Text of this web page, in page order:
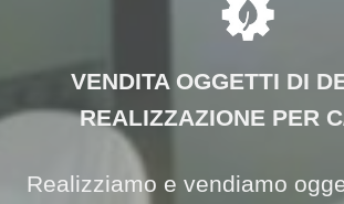
VENDITA OGGETTI DI
REALIZZAZIONE PER
Realizziamo e vendiamo